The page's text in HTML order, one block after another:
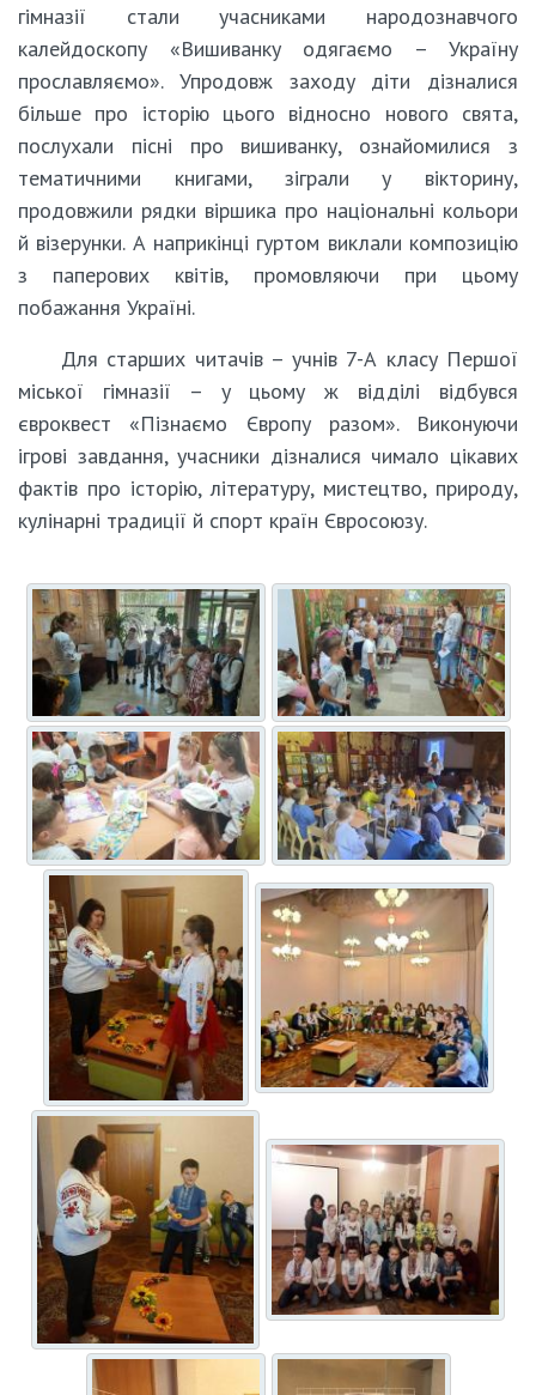
гімназії стали учасниками народознавчого
калейдоскопу «Вишиванку одягаємо – Україну
прославляємо». Упродовж заходу діти дізналися
більше про історію цього відносно нового свята,
послухали пісні про вишиванку, ознайомилися з
тематичними книгами, зіграли у вікторину,
продовжили рядки віршика про національні кольори
й візерунки. А наприкінці гуртом виклали композицію
з паперових квітів, промовляючи при цьому
побажання Україні.
Для старших читачів – учнів 7-А класу Першої
міської гімназії – у цьому ж відділі відбувся
євроквест «Пізнаємо Європу разом». Виконуючи
ігрові завдання, учасники дізналися чимало цікавих
фактів про історію, літературу, мистецтво, природу,
кулінарні традиції й спорт країн Євросоюзу.